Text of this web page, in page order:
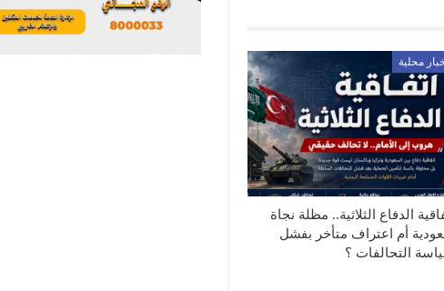
محلية
الدفاع الثلاثية.. مظلة نجاة
أم اعتراف متأخر بفشل
التحالفات ؟